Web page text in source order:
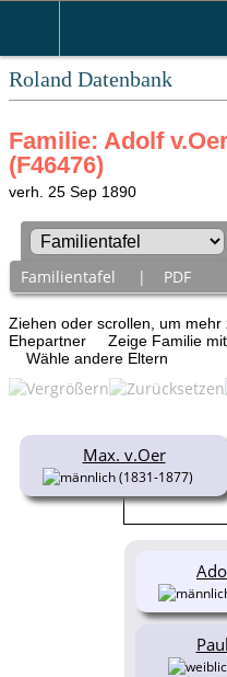
Roland Datenbank
Familie: Adolf
(F46476)
verh. 25 Sep 1890
Familientafel | PDF
Ziehen oder scrollen, um mehr
Ehepartner
Zeige Familie
Wähle andere Eltern
Max. v.Oer
(1831-1877)